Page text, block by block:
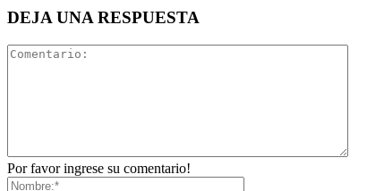
DEJA UNA RESPUESTA
Por favor ingrese su comentario!